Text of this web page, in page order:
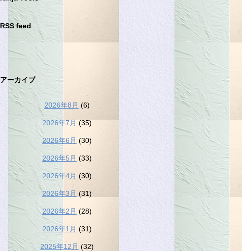
RSS feed
アーカイブ
2026年8月 (6)
2026年7月 (35)
2026年6月 (30)
2026年5月 (33)
2026年4月 (30)
2026年3月 (31)
2026年2月 (28)
2026年1月 (31)
2025年12月 (32)